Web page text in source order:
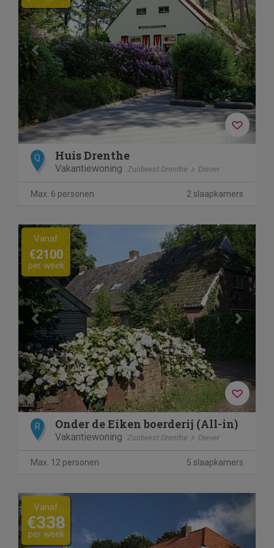
Q Huis Drenthe
Vakantiewoning Zuidwest Drenthe Diever
Max. 6 personen 2 slaapkamers
Previous Next
Vanaf
€2100
per week
R Onder de Eiken boerderij (All-in)
Vakantiewoning Zuidwest Drenthe Diever
Max. 12 personen 5 slaapkamers
Previous Next
Vanaf
€338
per week